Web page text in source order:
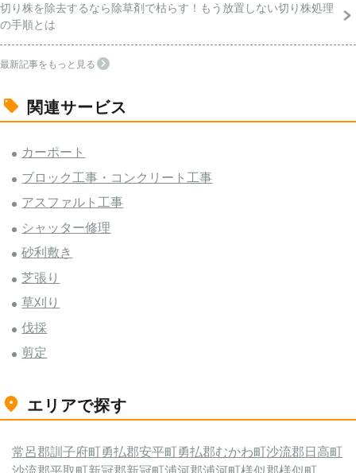
切り株を除去するなら除草剤で枯らす！もう放置しない切り株処理
の手順とは
最新記事をもっと見る
関連サービス
カーポート
ブロック工事・コンクリート工事
アスファルト工事
シャッター修理
砂利敷き
芝張り
草刈り
伐採
剪定
エリアで探す
常呂郡訓子府町勇払郡安平町勇払郡むかわ町沙流郡日高町